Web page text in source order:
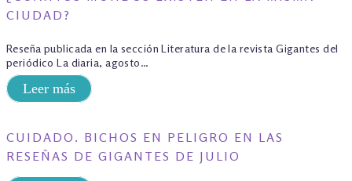
CIUDAD?
Reseña publicada en la sección Literatura de la revista Gigantes del
periódico La diaria, agosto…
Leer más
CUIDADO. BICHOS EN PELIGRO EN LAS
RESEÑAS DE GIGANTES DE JULIO